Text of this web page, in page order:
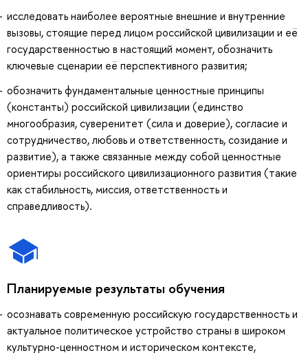
исследовать наиболее вероятные внешние и внутренние
вызовы, стоящие перед лицом российской цивилизации и её
государственностью в настоящий момент, обозначить
ключевые сценарии её перспективного развития;
обозначить фундаментальные ценностные принципы
(константы) российской цивилизации (единство
многообразия, суверенитет (сила и доверие), согласие и
сотрудничество, любовь и ответственность, созидание и
развитие), а также связанные между собой ценностные
ориентиры российского цивилизационного развития (такие
как стабильность, миссия, ответственность и
справедливость).
Планируемые результаты обучения
осознавать современную российскую государственность и
актуальное политическое устройство страны в широком
культурно-ценностном и историческом контексте,